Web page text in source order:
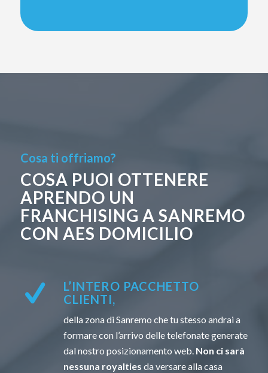
Cosa ti offriamo?
COSA PUOI OTTENERE
APRENDO UN
FRANCHISING A SANREMO
CON AES DOMICILIO
L’INTERO PACCHETTO
CLIENTI,
della zona di Sanremo che tu stesso andrai a
formare con l’arrivo delle telefonate generate
dal nostro posizionamento web. Non ci sarà
nessuna royalties da versare alla casa